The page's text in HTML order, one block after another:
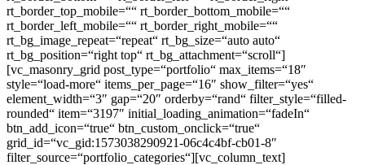
rt_border_top_mobile=““ rt_border_bottom_mobile=““
rt_border_left_mobile=““ rt_border_right_mobile=““
rt_bg_image_repeat=“repeat“ rt_bg_size=“auto auto“
rt_bg_position=“right top“ rt_bg_attachment=“scroll“]
[vc_masonry_grid post_type=“portfolio“ max_items=“18″
style=“load-more“ items_per_page=“16″ show_filter=“yes“
element_width=“3″ gap=“20″ orderby=“rand“ filter_style=“filled-
rounded“ item=“3197″ initial_loading_animation=“fadeIn“
btn_add_icon=“true“ btn_custom_onclick=“true“
grid_id=“vc_gid:1573038290921-06c4c4bf-cb01-8″
filter_source=“portfolio_categories“][vc_column_text]